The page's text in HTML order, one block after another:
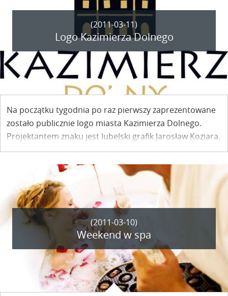
(2011-03-11)
Logo Kazimierza Dolnego
Na początku tygodnia po raz pierwszy zaprezentowane
zostało publicznie logo miasta Kazimierza Dolnego.
Projektantem znaku jest lubelski grafik Jarosław Koziara.
(2011-03-10)
Weekend w spa